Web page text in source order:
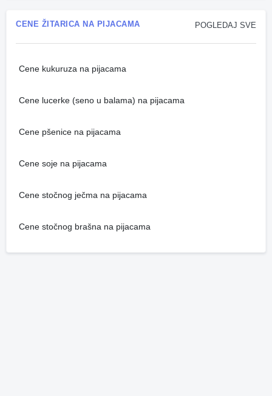
POGLEDAJ SVE
CENE ŽITARICA NA PIJACAMA
Cene kukuruza na pijacama
Cene lucerke (seno u balama) na pijacama
Cene pšenice na pijacama
Cene soje na pijacama
Cene stočnog ječma na pijacama
Cene stočnog brašna na pijacama